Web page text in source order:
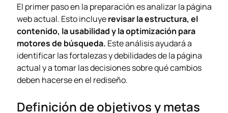
El primer paso en la preparación es analizar la página
web actual. Esto incluyerevisar la estructura, el
contenido, la usabilidad y la optimización para
motores de búsqueda. Este análisis ayudará a
identificar las fortalezas y debilidades de la página
actual y a tomar las decisiones sobre qué cambios
deben hacerse en el rediseño.
Definición de objetivos y metas